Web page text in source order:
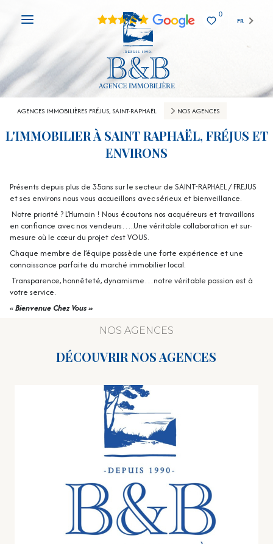
0
FR
AGENCES IMMOBILIÈRES FRÉJUS, SAINT-RAPHAËL NOS AGENCES
L'IMMOBILIER À SAINT RAPHAËL, FRÉJUS ET
ENVIRONS
Présents depuis plus de 35ans sur le secteur de SAINT-RAPHAEL / FREJUS
et ses environs nous vous accueillons avec sérieux et bienveillance.
Notre priorité ? L’Humain ! Nous écoutons nos acquéreurs et travaillons
en confiance avec nos vendeurs…..Une véritable collaboration et sur-
mesure où le cœur du projet c’est VOUS.
Chaque membre de l’équipe possède une forte expérience et une
connaissance parfaite du marché immobilier local.
Transparence, honnêteté, dynamisme…notre véritable passion est à
votre service.
«Bienvenue Chez Vous »
NOS AGENCES
DÉCOUVRIR NOS AGENCES